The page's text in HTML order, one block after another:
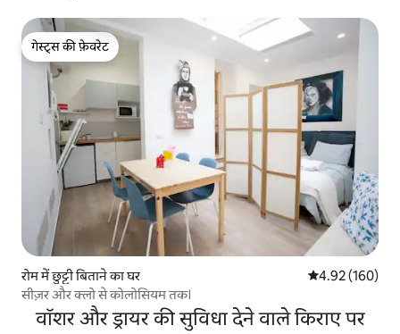
गेस्ट्स की फ़ेवरेट
गेस्ट्स की फ़ेवरेट
रोम में छुट्टी बिताने का घर औसत रेटिंग 5 में से
4.92 (160)
सीज़र और क्लो से कोलोसियम तक।
वॉशर और ड्रायर की सुविधा देने वाले किराए पर